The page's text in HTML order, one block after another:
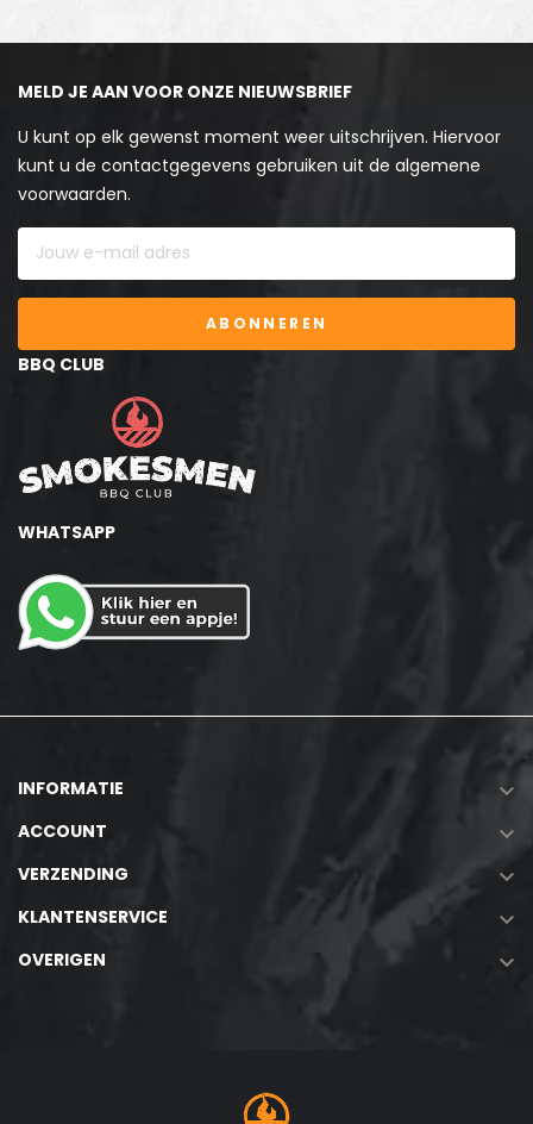
MELD JE AAN VOOR ONZE NIEUWSBRIEF
U kunt op elk gewenst moment weer uitschrijven. Hiervoor
kunt u de contactgegevens gebruiken uit de algemene
voorwaarden.
ABONNEREN
BBQ CLUB
WHATSAPP
INFORMATIE 
ACCOUNT 
VERZENDING 
KLANTENSERVICE 
OVERIGEN 